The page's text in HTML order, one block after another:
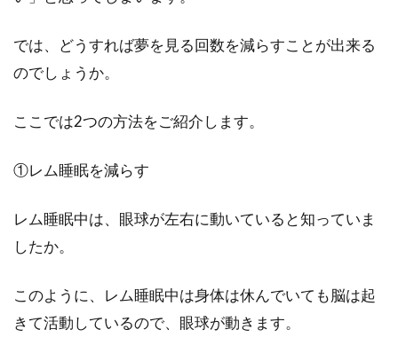
では、どうすれば夢を見る回数を減らすことが出来る
のでしょうか。
ここでは2つの方法をご紹介します。
①レム睡眠を減らす
レム睡眠中は、眼球が左右に動いていると知っていま
したか。
このように、レム睡眠中は身体は休んでいても脳は起
きて活動しているので、眼球が動きます。